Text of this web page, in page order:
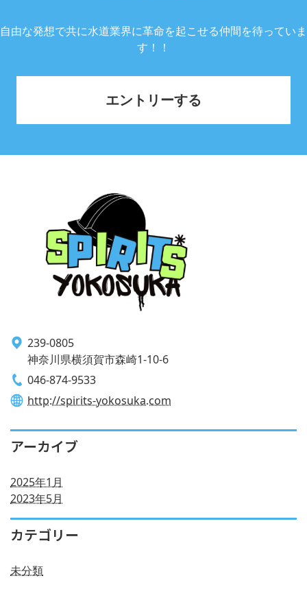
自由な発想で共に水道業界に革命を起こせる仲間を待っていま
す！！
エントリーする
239-0805
神奈川県横須賀市森崎1-10-6
046-874-9533
http://spirits-yokosuka.com
アーカイブ
2025年1月
2023年5月
カテゴリー
未分類